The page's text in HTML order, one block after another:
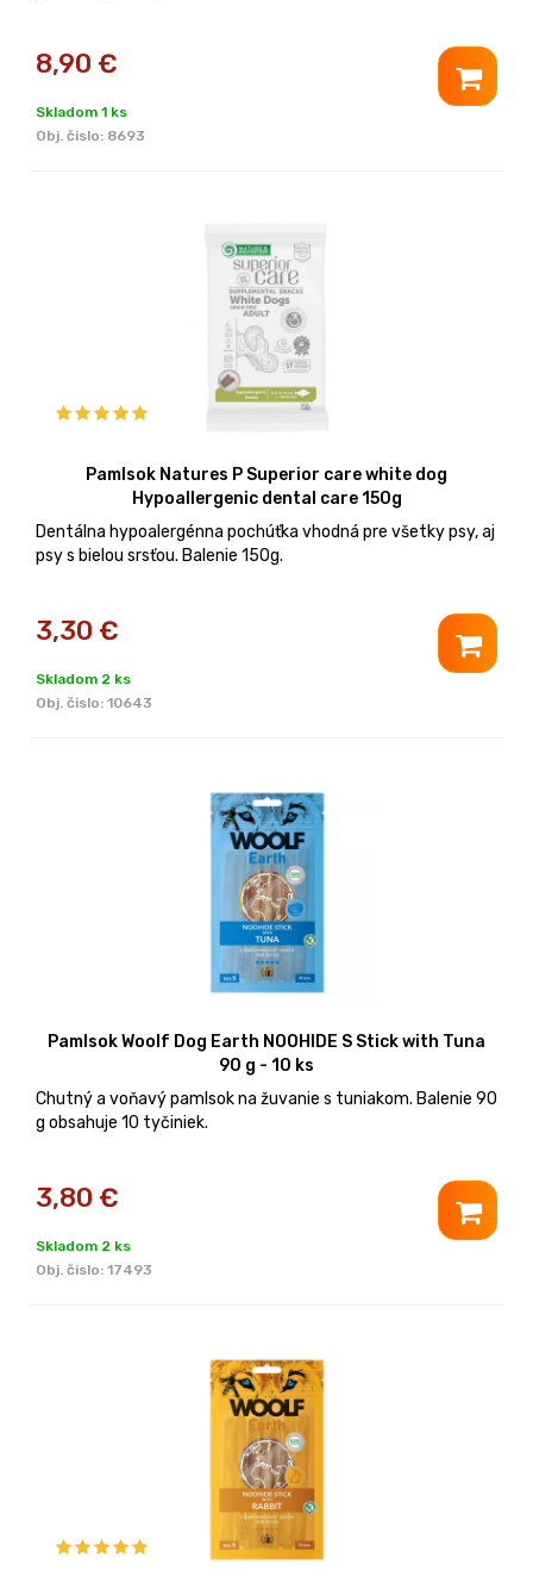
8,90 €
Skladom 1 ks
Obj. čislo: 8693
Pamlsok Natures P Superior care white dog
Hypoallergenic dental care 150g
Dentálna hypoalergénna pochúťka vhodná pre všetky psy, aj
psy s bielou srsťou. Balenie 150g.
3,30 €
Skladom 2 ks
Obj. čislo: 10643
Pamlsok Woolf Dog Earth NOOHIDE S Stick with Tuna
90 g - 10 ks
Chutný a voňavý pamlsok na žuvanie s tuniakom. Balenie 90
g obsahuje 10 tyčiniek.
3,80 €
Skladom 2 ks
Obj. čislo: 17493